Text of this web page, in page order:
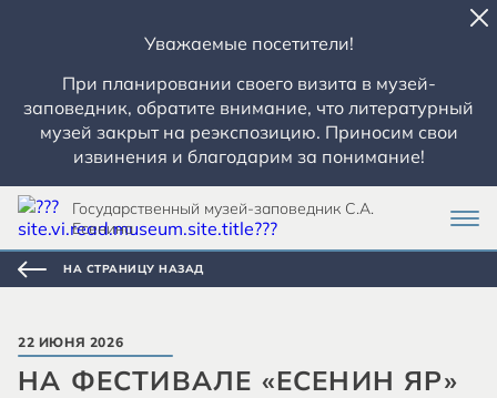
Уважаемые посетители!
При планировании своего визита в музей-
заповедник, обратите внимание, что литературный
музей закрыт на реэкспозицию. Приносим свои
извинения и благодарим за понимание!
Государственный музей-заповедник С.А.
Есенина
НА СТРАНИЦУ НАЗАД
22 ИЮНЯ 2026
НА ФЕСТИВАЛЕ «ЕСЕНИН ЯР»